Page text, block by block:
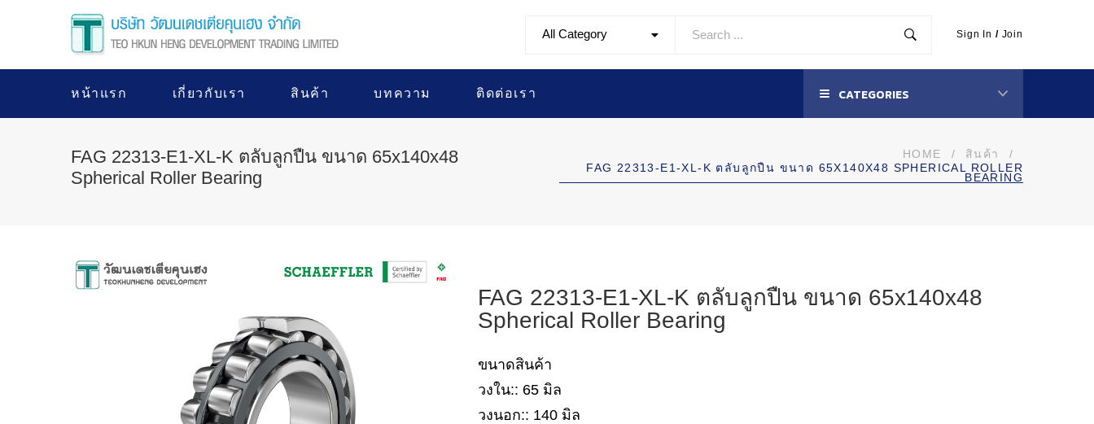
All Category Sign In / Join
หน้าแรก เกี่ยวกับเรา สินค้า บทความ ติดต่อเรา CATEGORIES
FAG 22313-E1-XL-K ตลับลูกปืน ขนาด 65x140x48
Spherical Roller Bearing
HOME / สินค้า
/
FAG 22313-E1-XL-K ตลับลูกปืน ขนาด 65X140X48 SPHERICAL ROLLER
BEARING
FAG 22313-E1-XL-K ตลับลูกปืน ขนาด 65x140x48
Spherical Roller Bearing
ขนาดสินค้า
วงใน:: 65 มิล
วงนอก:: 140 มิล